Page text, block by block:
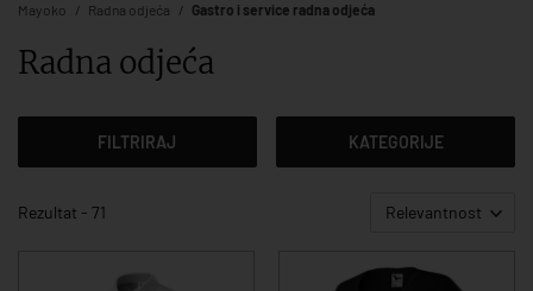
Mayoko Radna odjeća Gastro i service radna odjeća
Radna odjeća
FILTRIRAJ KATEGORIJE
Rezultat - 71 Relevantnost